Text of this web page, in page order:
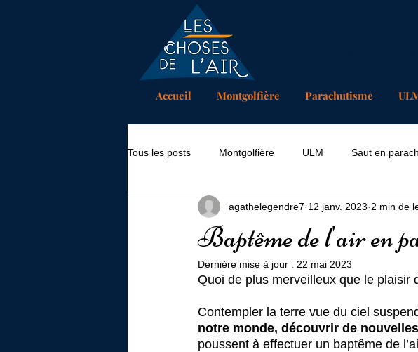
Accueil Montgolfière Parachutisme
Tous les posts Montgolfière ULM Saut en
Baptême de l'air en
agathelegendre7 12 janv. 2023 2 min de
Dernière mise à jour : 22 mai 2023
Quoi de plus merveilleux que le plaisir
Contempler la terre vue du ciel
notre monde, découvrir de
poussent à effectuer un baptême de